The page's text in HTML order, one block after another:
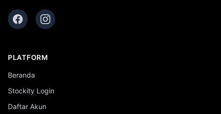
PLATFORM
Beranda
Stockity Login
Daftar Akun